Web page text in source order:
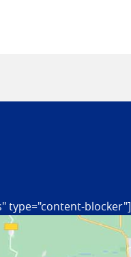
type="content-blocker"]